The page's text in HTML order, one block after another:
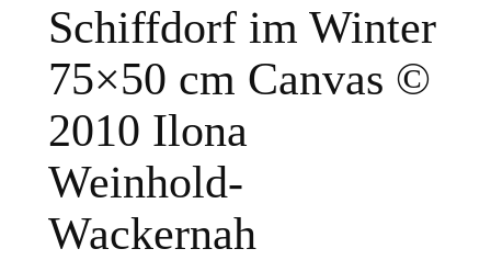
Schiffdorf im Winter
75×50 cm Canvas ©
2010 Ilona
Weinhold-
Wackernah